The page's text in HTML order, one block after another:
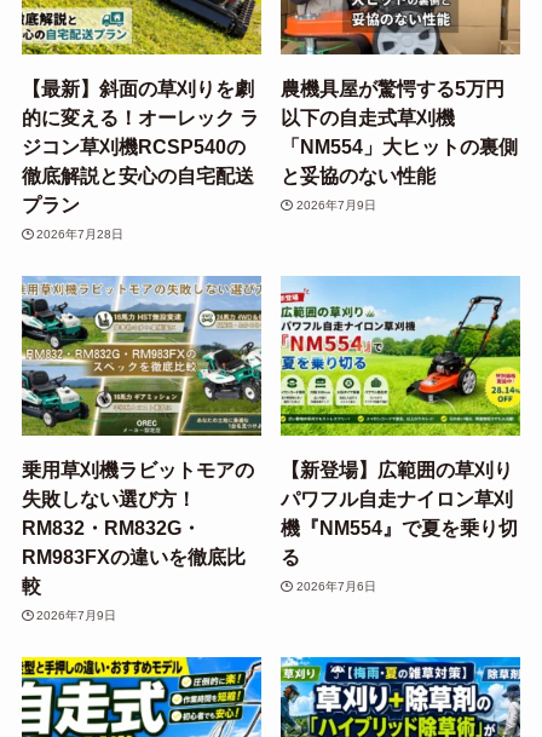
【最新】斜面の草刈りを劇
的に変える！オーレック ラ
ジコン草刈機RCSP540の
徹底解説と安心の自宅配送
プラン
2026年7月28日
農機具屋が驚愕する5万円
以下の自走式草刈機
「NM554」大ヒットの裏側
と妥協のない性能
2026年7月9日
乗用草刈機ラビットモアの
失敗しない選び方！
RM832・RM832G・
RM983FXの違いを徹底比
較
2026年7月9日
【新登場】広範囲の草刈り
パワフル自走ナイロン草刈
機『NM554』で夏を乗り切
る
2026年7月6日